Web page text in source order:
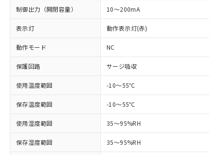
制御出力（開閉容量） 10～200mA
表示灯 動作表示灯(赤)
動作モード NC
保護回路 サージ吸収
使用温度範囲 -10～55℃
保存温度範囲 -10～55℃
使用湿度範囲 35～95%RH
保存湿度範囲 35～95%RH
ご利用条件
以下の条件をお読みいただき、同意のうえ
ご利用ください。
※1 対応状況
対応済み：EU RoHS指令（10物質）の
非含有に対応した製品が提供可能な商品で
す。
対応予定：EU RoHS指令（10物質）の非含
有に対応した製品に切り替える予定のある
対応予定なし：EU RoHS指令（10物質）の
非含有に非対応の商品で、対応品を出す予
定はありません。